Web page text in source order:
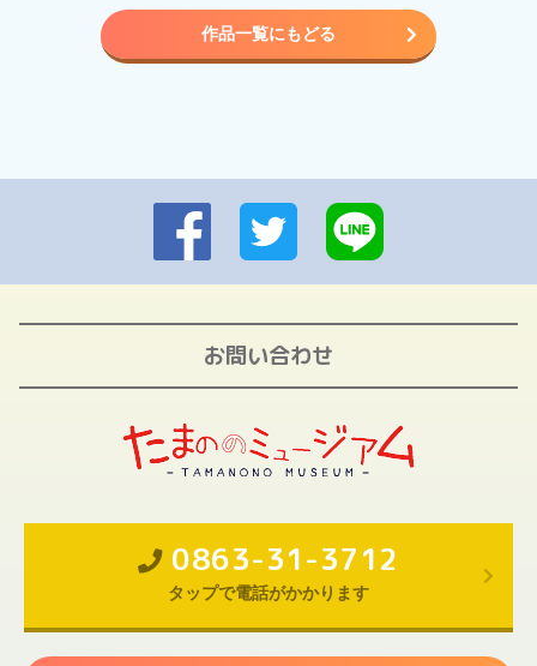
作品一覧にもどる
お問い合わせ
0863-31-3712
タップで電話がかかります